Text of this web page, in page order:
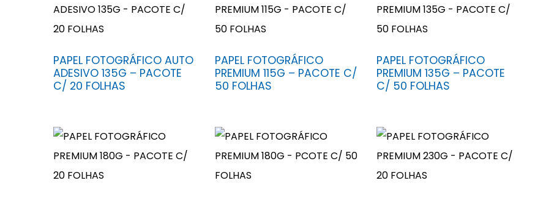
PAPEL FOTOGRÁFICO AUTO
ADESIVO 135G – PACOTE
C/ 20 FOLHAS
PAPEL FOTOGRÁFICO
PREMIUM 115G – PACOTE C/
50 FOLHAS
PAPEL FOTOGRÁFICO
PREMIUM 135G – PACOTE
C/ 50 FOLHAS